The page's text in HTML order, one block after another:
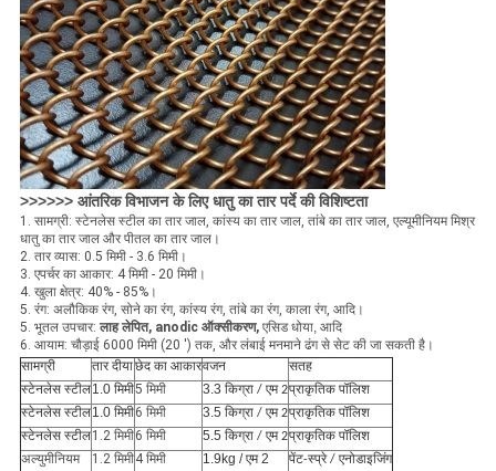
>>>>>> आंतरिक विभाजन के लिए धातु का तार पर्दे की विशिष्टता
1. सामग्री: स्टेनलेस स्टील का तार जाल, कांस्य का तार जाल, तांबे का तार जाल, एल्यूमीनियम मिश्र
धातु का तार जाल और पीतल का तार जाल।
2. तार व्यास: 0.5 मिमी - 3.6 मिमी।
3. एपर्चर का आकार: 4 मिमी - 20 मिमी।
4. खुला क्षेत्र: 40% - 85%।
5. रंग: अलौकिक रंग, सोने का रंग, कांस्य रंग, तांबे का रंग, काला रंग, आदि।
5. भूतल उपचार: लाह लेपित, anodic ऑक्सीकरण, एसिड धोया, आदि
6. आयाम: चौड़ाई 6000 मिमी (20 ') तक, और लंबाई मनमाने ढंग से सेट की जा सकती है।
सामग्री
तार दीयाछेद का आकारवजन
सतह
स्टेनलेस स्टील1.0 मिमी5 मिमी 3.3 किग्रा / एम 2प्राकृतिक पॉलिश
स्टेनलेस स्टील1.0 मिमी6 मिमी 3.5 किग्रा / एम 2प्राकृतिक पॉलिश
स्टेनलेस स्टील1.2 मिमी6 मिमी 5.5 किग्रा / एम 2प्राकृतिक पॉलिश
अल्युमीनियम 1.2 मिमी4 मिमी 1.9kg / एम 2 पेंट-स्प्रे / एनोडाइजिंग